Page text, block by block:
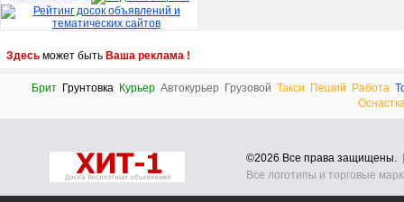
Здесь может быть Ваша реклама !
Брит Грунтовка Курьер Автокурьер Грузовой Такси Пеший Работа
©2026 Все права защищены.
Все логотипы и торговые